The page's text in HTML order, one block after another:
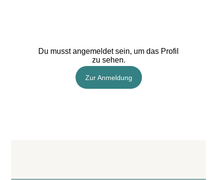
Du musst angemeldet sein, um das Profil
zu sehen.
Zur Anmeldung